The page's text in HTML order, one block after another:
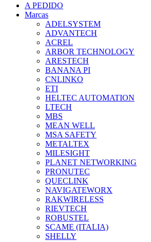
A PEDIDO
Marcas
ADELSYSTEM
ADVANTECH
ACREL
ARBOR TECHNOLOGY
ARESTECH
BANANA PI
CNLINKO
ETI
HELTEC AUTOMATION
LTECH
MBS
MEAN WELL
MSA SAFETY
METALTEX
MILESIGHT
PLANET NETWORKING
PRONUTEC
QUECLINK
NAVIGATEWORX
RAKWIRELESS
RIEVTECH
ROBUSTEL
SCAME (ITALIA)
SHELLY